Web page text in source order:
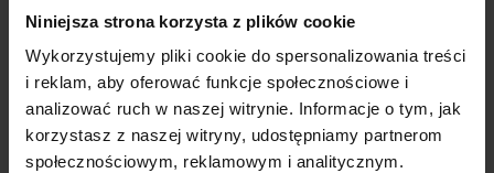
Niniejsza strona korzysta z plików cookie
Wykorzystujemy pliki cookie do spersonalizowania treści
i reklam, aby oferować funkcje społecznościowe i
analizować ruch w naszej witrynie. Informacje o tym, jak
korzystasz z naszej witryny, udostępniamy partnerom
społecznościowym, reklamowym i analitycznym.
Wysoką stabilność podczas podnoszenia skrzyni;
Zabezpieczenia przed niekontrolowanym opuszczeniem
skrzyni.